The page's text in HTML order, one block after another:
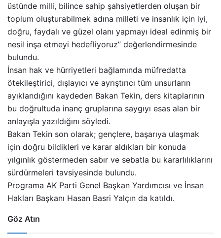
üstünde milli, bilince sahip şahsiyetlerden oluşan bir
toplum oluşturabilmek adına milleti ve insanlık için iyi,
doğru, faydalı ve güzel olanı yapmayı ideal edinmiş bir
nesil inşa etmeyi hedefliyoruz” değerlendirmesinde
bulundu.
İnsan hak ve hürriyetleri bağlamında müfredatta
ötekileştirici, dışlayıcı ve ayrıştırıcı tüm unsurların
ayıklandığını kaydeden Bakan Tekin, ders kitaplarının
bu doğrultuda inanç gruplarına saygıyı esas alan bir
anlayışla yazıldığını söyledi.
Bakan Tekin son olarak; gençlere, başarıya ulaşmak
için doğru bildikleri ve karar aldıkları bir konuda
yılgınlık göstermeden sabır ve sebatla bu kararlılıklarını
sürdürmeleri tavsiyesinde bulundu.
Programa AK Parti Genel Başkan Yardımcısı ve İnsan
Hakları Başkanı Hasan Basri Yalçın da katıldı.
Göz Atın